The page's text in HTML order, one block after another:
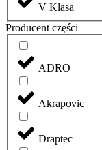
V Klasa
Producent części
ADRO
Akrapovic
Draptec